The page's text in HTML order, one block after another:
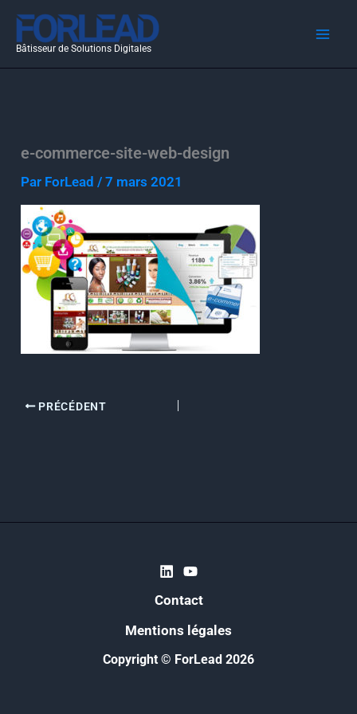
Aller
contenu
Bâtisseur de Solutions Digitales
e-commerce-site-web-design
Par ForLead/7 mars 2021
PRÉCÉDENT
Contact
Mentions légales
Copyright © ForLead 2026